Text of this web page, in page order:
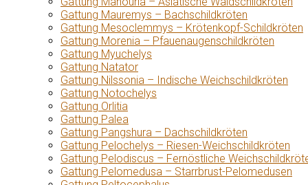
Gattung Mauremys – Bachschildkröten
Gattung Mesoclemmys – Krötenkopf-Schildkröten
Gattung Morenia – Pfauenaugenschildkröten
Gattung Myuchelys
Gattung Natator
Gattung Nilssonia – Indische Weichschildkröten
Gattung Notochelys
Gattung Orlitia
Gattung Palea
Gattung Pangshura – Dachschildkröten
Gattung Pelochelys – Riesen-Weichschildkröten
Gattung Pelodiscus – Fernöstliche
Gattung Pelomedusa – Starrbrust-Pelomedusen